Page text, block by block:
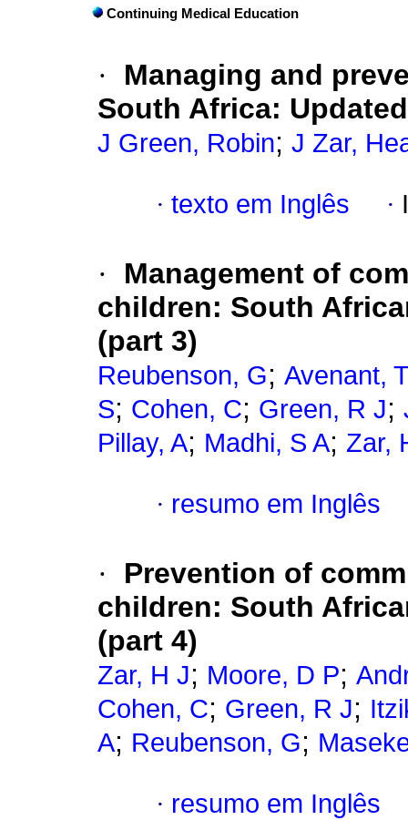
Continuing Medical Education
·
Managing and
South Africa:
J Green, Robin; J Zar,
· texto em Inglês ·
·
Management of
children: South
(part 3)
Reubenson, G; Avenant,
S; Cohen, C; Green, R J;
Pillay, A; Madhi, S A; Zar,
· resumo em Inglês
·
Prevention of
children: South
(part 4)
Zar, H J; Moore, D P;
Cohen, C; Green, R J;
A; Reubenson, G;
· resumo em Inglês